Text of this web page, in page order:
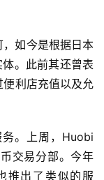
如今是根据日本
。此前其还曾表
利店充值以及允
。上周，Huobi
交易分部。今年
推出了类似的服